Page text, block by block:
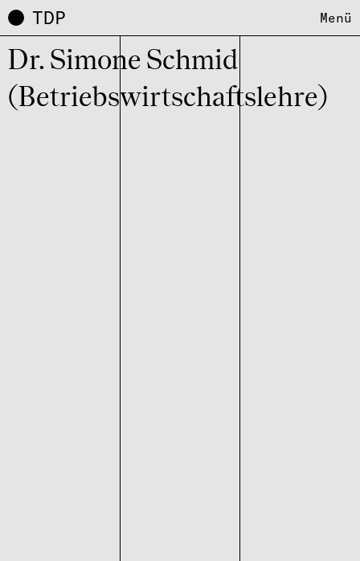
TDP Menü
Dr. Simone Schmid
(Betriebswirtschaftslehre)